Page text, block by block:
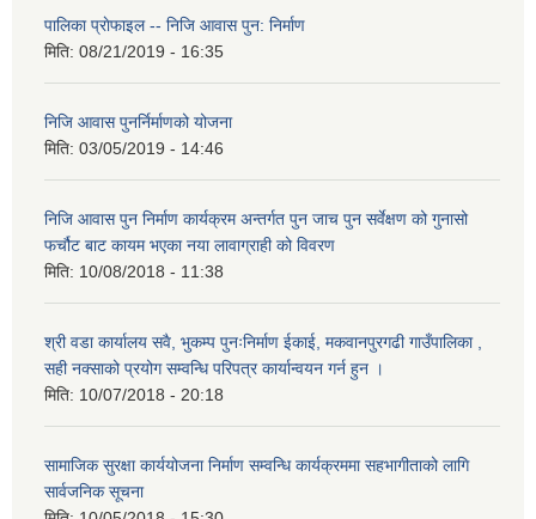
पालिका प्राेफाइल -- निजि आवास पुन: निर्माण
मिति: 08/21/2019 - 16:35
निजि आवास पुनर्निर्माणको योजना
मिति: 03/05/2019 - 14:46
निजि आवास पुन निर्माण कार्यक्रम अन्तर्गत पुन जाच पुन सर्वेक्षण को गुनासो
फर्चौट बाट कायम भएका नया लावाग्राही को विवरण
मिति: 10/08/2018 - 11:38
श्री वडा कार्यालय सवै, भुकम्प पुनःनिर्माण ईकाई, मकवानपुरगढी गाउँपालिका ,
सही नक्साको प्रयोग सम्वन्धि परिपत्र कार्यान्वयन गर्न हुन ।
मिति: 10/07/2018 - 20:18
सामाजिक सुरक्षा कार्ययोजना निर्माण सम्वन्धि कार्यक्रममा सहभागीताको लागि
सार्वजनिक सूचना